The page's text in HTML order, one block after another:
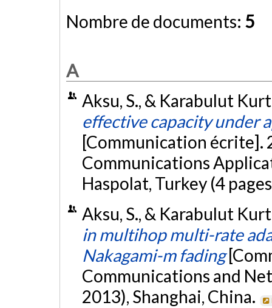
Nombre de documents: 5
A
Aksu, S., & Karabulut
effective capacity under
[Communication écrite].
Communications
Haspolat, Turkey (4
Aksu, S., & Karabulut
in multihop multi-rate
Nakagami-m fading
Communications and
2013), Shanghai, China.